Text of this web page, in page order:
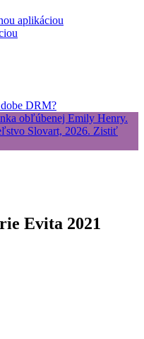
aplikáciou
DRM?
Evita 2021